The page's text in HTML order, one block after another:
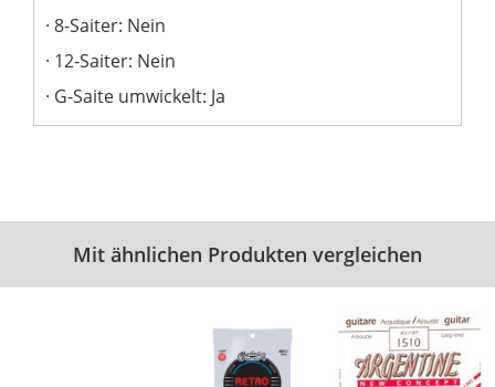
8-Saiter: Nein
12-Saiter: Nein
G-Saite umwickelt: Ja
Mit ähnlichen Produkten vergleichen